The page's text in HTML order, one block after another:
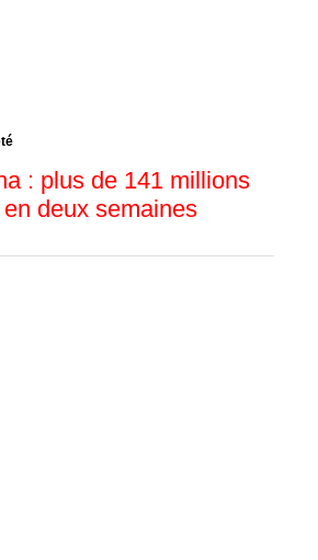
: plus de 141 millions
deux semaines